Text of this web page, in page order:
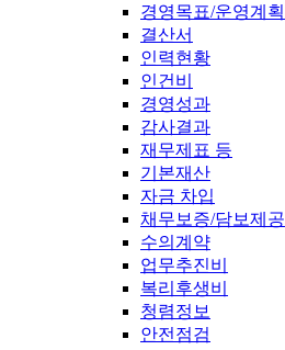
경영목표/운영계획
결산서
인력현황
인건비
경영성과
감사결과
재무제표 등
기본재산
자금 차입
채무보증/담보제공
수의계약
업무추진비
복리후생비
청렴정보
안전점검